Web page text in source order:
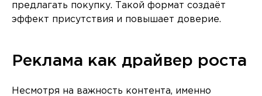
предлагать покупку. Такой формат создаёт
эффект присутствия и повышает доверие.
Реклама как драйвер роста
Несмотря на важность контента, именно